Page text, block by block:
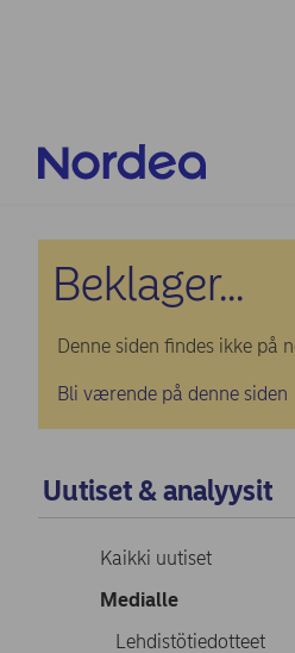
Beklager...
Denne siden findes ikke på
Bli værende på denne siden
Uutiset & analyysit
Kaikki uutiset
Medialle
Lehdistötiedotteet